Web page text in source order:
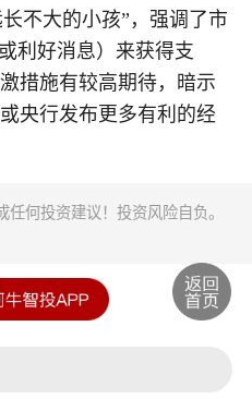
不大的小孩”，强调了市
利好消息）来获得支
措施有较高期待，暗示
央行发布更多有利的经
何投资建议！投资风险自负。